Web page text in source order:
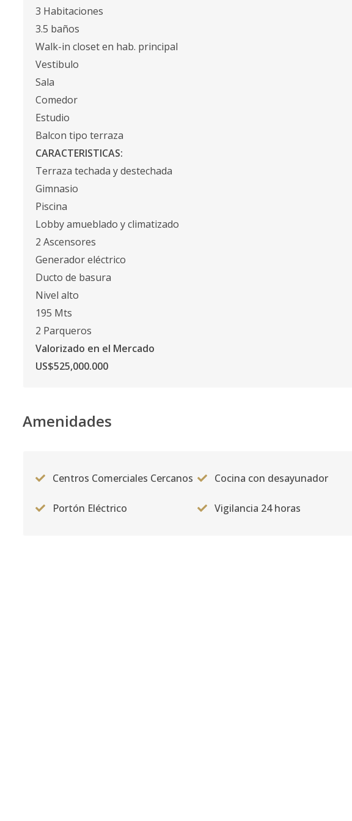
3 Habitaciones
3.5 baños
Walk-in closet en hab. principal
Vestibulo
Sala
Comedor
Estudio
Balcon tipo terraza
CARACTERISTICAS:
Terraza techada y destechada
Gimnasio
Piscina
Lobby amueblado y climatizado
2 Ascensores
Generador eléctrico
Ducto de basura
Nivel alto
195 Mts
2 Parqueros
Valorizado en el Mercado
US$525,000.000
Amenidades
Centros Comerciales Cercanos Cocina con desayunador
Portón Eléctrico Vigilancia 24 horas